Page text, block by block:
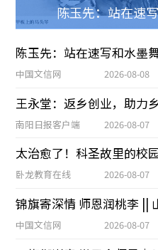
陈玉先：站在速
陈玉先：站在速写和水墨
中国文信网 2026-08-08
王永堂：返乡创业，助力
南阳日报客户端 2026-08-07
太治愈了！科圣故里的校
卧龙教育在线 2026-08-07
锦旗寄深情 师恩润桃李 ||
中国文信网 2026-08-07